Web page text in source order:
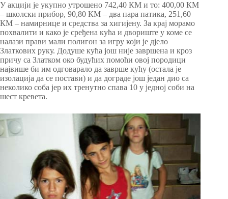
У акцији је укупно утрошено 742,40 КМ и то: 400,00 КМ
– школски прибор, 90,80 КМ – два пара патика, 251,60
КМ – намирнице и средства за хигијену. За крај морамо
похвалити и како је сређена кућа и двориште у коме се
налази прави мали полигон за игру који је дјело
Златкових руку. Додуше кућа још није завршена и кроз
причу са Златком око будућих помоћи овој породици
највише би им одговарало да заврше кућу (остала је
изолација да се постави) и да дограде још један дио са
неколико соба јер их тренутно спава 10 у једној соби на
шест кревета.